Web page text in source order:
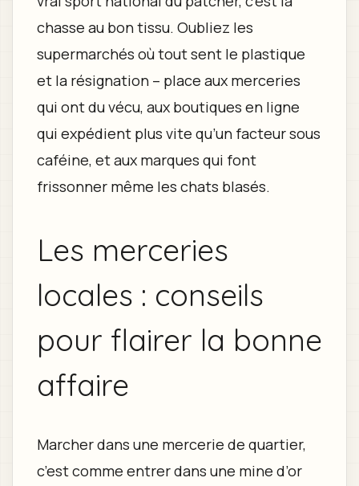
chasse au bon tissu. Oubliez les
supermarchés où tout sent le plastique
et la résignation – place aux merceries
qui ont du vécu, aux boutiques en ligne
qui expédient plus vite qu’un facteur sous
caféine, et aux marques qui font
frissonner même les chats blasés.
Les merceries
locales : conseils
pour flairer la bonne
affaire
Marcher dans une mercerie de quartier,
c’est comme entrer dans une mine d’or